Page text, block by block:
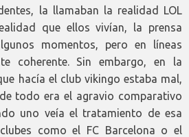
la llamaban la realidad LOL
que ellos vivían, la prensa
momentos, pero en líneas
coherente. Sin embargo, en la
hacía el club vikingo estaba mal,
todo era el agravio comparativo
uno veía el tratamiento de esa
como el FC Barcelona o el